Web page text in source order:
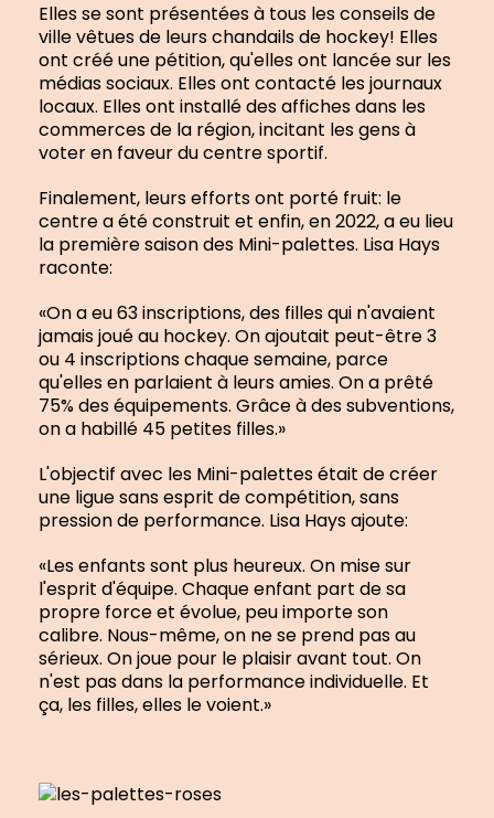
Elles se sont présentées à tous les conseils de
ville vêtues de leurs chandails de hockey! Elles
ont créé une pétition, qu'elles ont lancée sur les
médias sociaux. Elles ont contacté les journaux
locaux. Elles ont installé des affiches dans les
commerces de la région, incitant les gens à
voter en faveur du centre sportif.
Finalement, leurs efforts ont porté fruit: le
centre a été construit et enfin, en 2022, a eu lieu
la première saison des Mini-palettes. Lisa Hays
raconte:
«On a eu 63 inscriptions, des filles qui n'avaient
jamais joué au hockey. On ajoutait peut-être 3
ou 4 inscriptions chaque semaine, parce
qu'elles en parlaient à leurs amies. On a prêté
75% des équipements. Grâce à des subventions,
on a habillé 45 petites filles.»
L'objectif avec les Mini-palettes était de créer
une ligue sans esprit de compétition, sans
pression de performance. Lisa Hays ajoute:
«Les enfants sont plus heureux. On mise sur
l'esprit d'équipe. Chaque enfant part de sa
propre force et évolue, peu importe son
calibre. Nous-même, on ne se prend pas au
sérieux. On joue pour le plaisir avant tout. On
n'est pas dans la performance individuelle. Et
ça, les filles, elles le voient.»